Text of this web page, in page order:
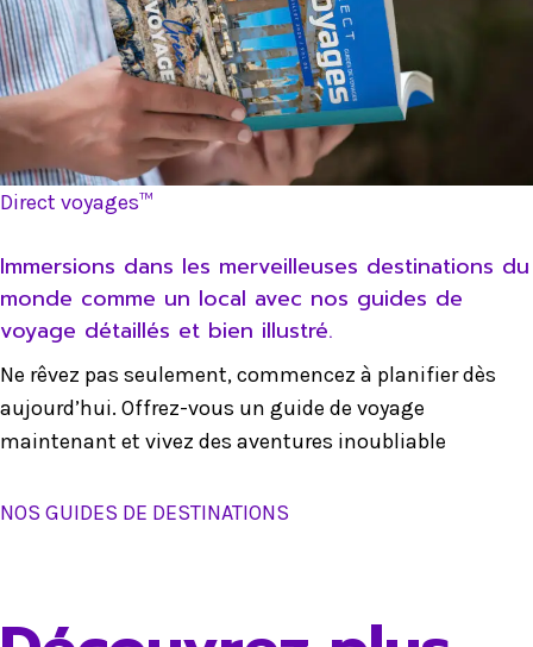
Direct voyages™
Immersions dans les merveilleuses destinations du
monde comme un local avec nos guides de
voyage détaillés et bien illustré.
Ne rêvez pas seulement, commencez à planifier dès
aujourd’hui. Offrez-vous un guide de voyage
maintenant et vivez des aventures inoubliable
NOS GUIDES DE DESTINATIONS